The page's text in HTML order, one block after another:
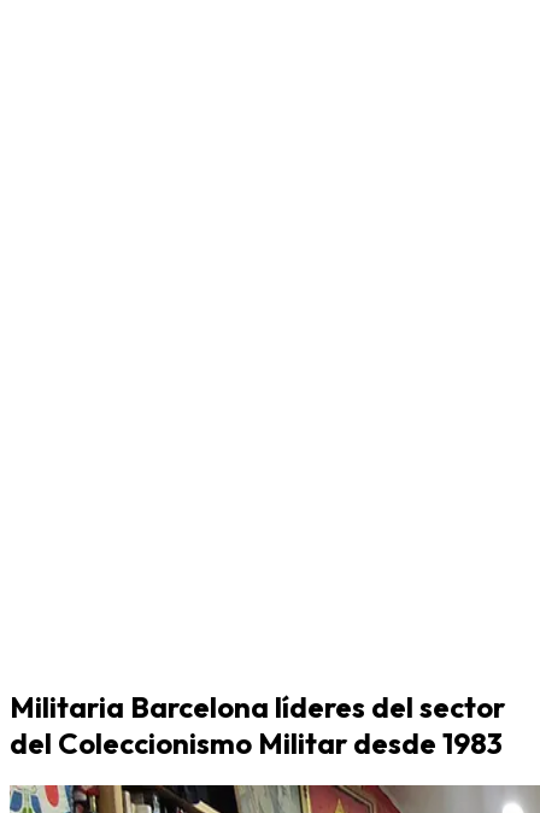
Militaria Barcelona líderes del sector
del Coleccionismo Militar desde 1983